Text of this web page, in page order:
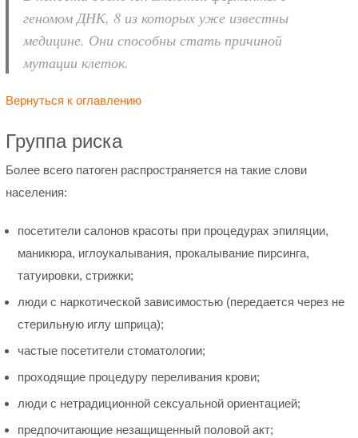
геномом ДНК, 8 из которых уже известны
медицине. Они способны стать причиной
мутации клеток.
Вернуться к оглавлению
Группа риска
Более всего патоген распространяется на такие слови
населения:
посетители салонов красоты при процедурах эпиляции,
маникюра, иглоукалывания, прокалывание пирсинга,
татуировки, стрижки;
люди с наркотической зависимостью (передается через не
стерильную иглу шприца);
частые посетители стоматологии;
проходящие процедуру переливания крови;
люди с нетрадиционной сексуальной ориентацией;
предпочитающие незащищенный половой акт;